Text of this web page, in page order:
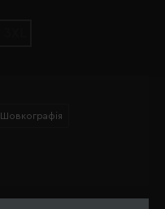
Шовкографія